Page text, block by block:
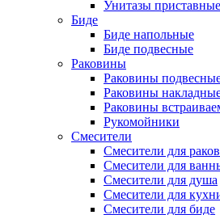
Унитазы приставные
Биде
Биде напольные
Биде подвесные
Раковины
Раковины
Раковины
Раковины
Рукомойники
Смесители
Смесители для
Смесители для
Смесители для душа
Смесители для
Смесители для биде